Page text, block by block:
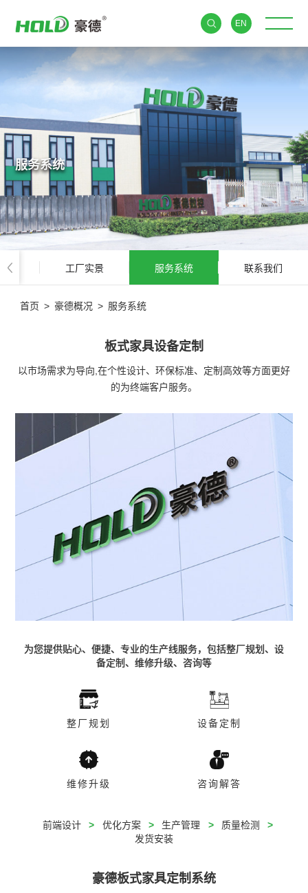
EN
服务系统
誉 工厂实景 服务系统 联系我们
首页 > 豪德概况 > 服务系统
板式家具设备定制
以市场需求为导向,在个性设计、环保标准、定制高效等方面更好
的为终端客户服务。
为您提供贴心、便捷、专业的生产线服务，包括整厂规划、设
备定制、维修升级、咨询等
整厂规划 设备定制
维修升级 咨询解答
前端设计 > 优化方案 > 生产管理 > 质量检测
>
发货安装
豪德板式家具定制系统